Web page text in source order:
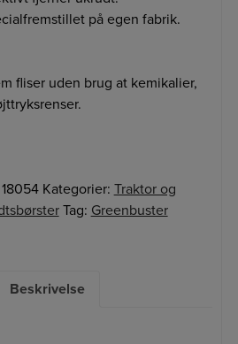
på egen fabrik.
fliser uden brug at kemikalier,
18054 Kategorier: Traktor og
Tag: Greenbuster
Beskrivelse